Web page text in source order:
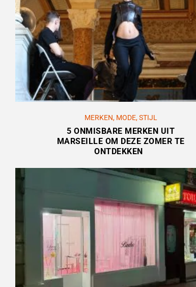
MERKEN, MODE,STIJL
5 ONMISBARE MERKEN UIT
MARSEILLE OM DEZE ZOMER TE
ONTDEKKEN